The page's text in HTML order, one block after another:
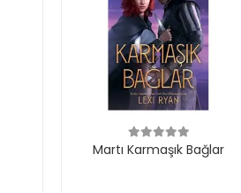
Martı Karmaşık Bağlar